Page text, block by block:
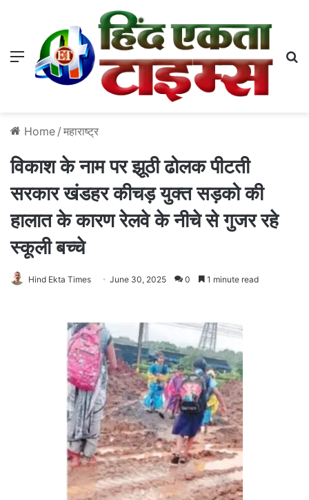
Menu
Home / महाराष्ट्र
विकाश के नाम पर झूठी ढोलक पीटती
सरकार खंडहर कीचड़ युक्त सड़को की
हालात के कारण रेलवे के नीचे से गुजर रहे
स्कूली बच्चे
Hind Ekta Times June 30, 2025 0 1 minute read